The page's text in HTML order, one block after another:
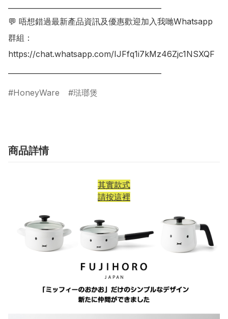
💬 唔想錯過最新產品資訊及優惠歡迎加入我哋Whatsapp
群組：
https://chat.whatsapp.com/IJFfq1i7kMz46Zjc1NSXQF
HoneyWare 琺瑯煲
商品詳情
其實款式
請按這裡